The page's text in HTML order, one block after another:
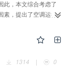
此，本文综合考虑了
素，提出了空调运行
各因素取值，并利
高耗型。通过计算得
，根据住宅实际的空
，提出了相对能耗
的两栋住宅建筑为
1314 | 0